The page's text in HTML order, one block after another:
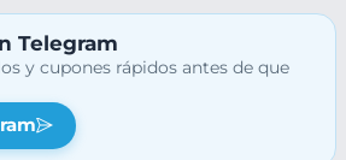
Telegram
y cupones rápidos antes de que